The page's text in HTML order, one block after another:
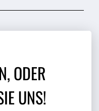
ODER
UNS!